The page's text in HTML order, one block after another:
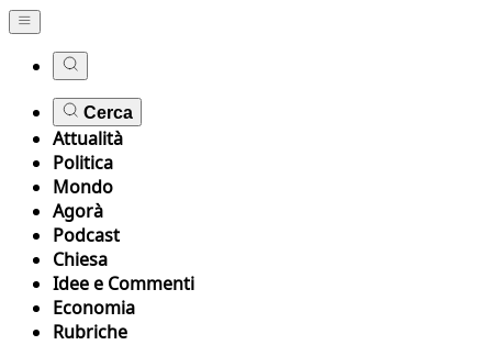
Cerca
Attualità
Politica
Mondo
Agorà
Podcast
Chiesa
Idee e Commenti
Economia
Rubriche